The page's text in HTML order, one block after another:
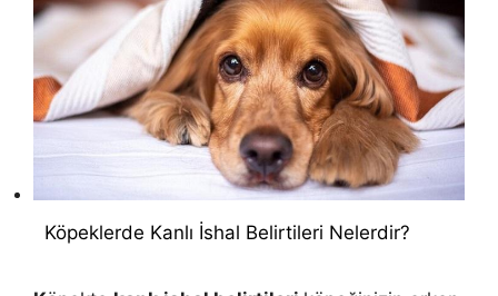
Köpeklerde Kanlı İshal Belirtileri Nelerdir?